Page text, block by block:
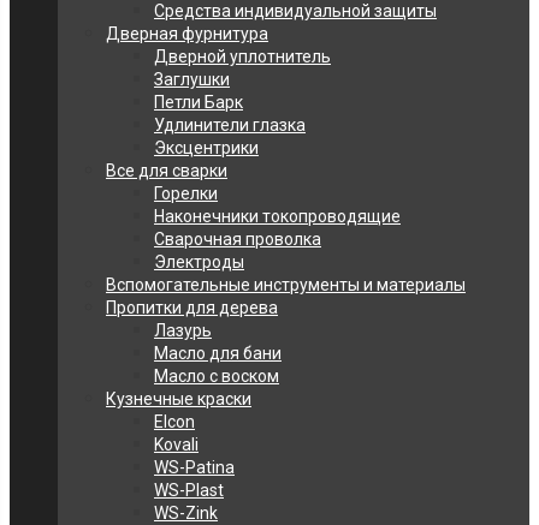
Средства индивидуальной защиты
Дверная фурнитура
Дверной уплотнитель
Заглушки
Петли Барк
Удлинители глазка
Эксцентрики
Все для сварки
Горелки
Наконечники токопроводящие
Сварочная проволка
Электроды
Вспомогательные инструменты и материалы
Пропитки для дерева
Лазурь
Масло для бани
Масло с воском
Кузнечные краски
Elcon
Kovali
WS-Patina
WS-Plast
WS-Zink